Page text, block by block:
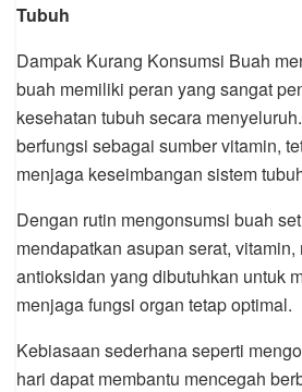
Tubuh
Dampak Kurang Konsumsi Buah
buah memiliki peran yang sangat
kesehatan tubuh secara
berfungsi sebagai sumber vitamin,
menjaga keseimbangan sistem
Dengan rutin mengonsumsi buah
mendapatkan asupan serat, vitamin,
antioksidan yang dibutuhkan untuk
menjaga fungsi organ tetap optimal.
Kebiasaan sederhana seperti
hari dapat membantu mencegah